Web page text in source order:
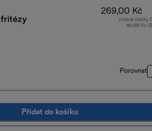
fritézy
269,00 Kč
Včetně částky
46,69 Kč
Porovnat
Přidat do košíku